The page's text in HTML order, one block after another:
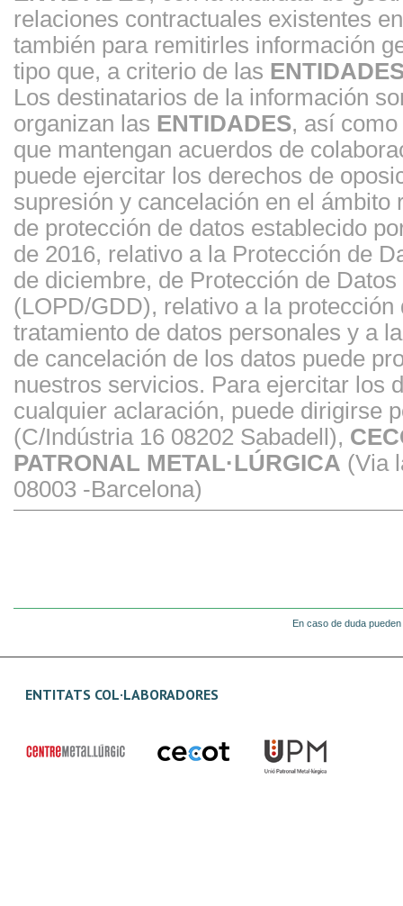
relaciones contractuales existentes
también para remitirles información
tipo que, a criterio de las
Los destinatarios de la información
organizan las ENTIDADES, así
que mantengan acuerdos de
puede ejercitar los derechos de
supresión y cancelación en el
de protección de datos establecido
de 2016, relativo a la Protección de
de diciembre, de Protección de
(LOPD/GDD), relativo a la
tratamiento de datos personales y a
de cancelación de los datos puede
nuestros servicios. Para ejercitar los
cualquier aclaración, puede dirigirse
(C/Indústria 16 08202 Sabadell),
PATRONAL METAL·LÚRGICA (Via
08003 -Barcelona)
En caso de duda
ENTITATS COL·LABORADORES